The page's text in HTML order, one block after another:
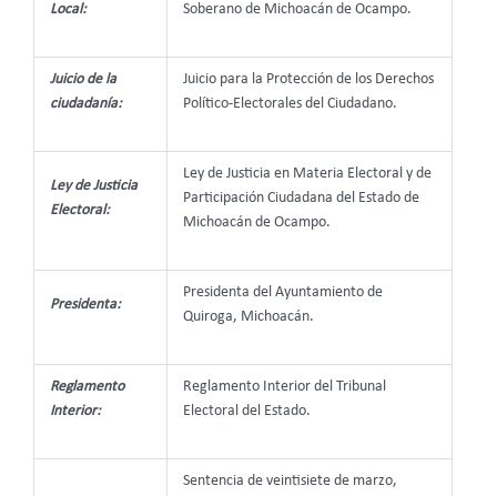
Local:
Soberano de Michoacán de Ocampo.
Juicio de la
ciudadanía:
Juicio para la Protección de los Derechos
Político-Electorales del Ciudadano.
Ley de Justicia
Electoral:
Ley de Justicia en Materia Electoral y de
Participación Ciudadana del Estado de
Michoacán de Ocampo.
Presidenta:
Presidenta del Ayuntamiento de
Quiroga, Michoacán.
Reglamento
Interior:
Reglamento Interior del Tribunal
Electoral del Estado.
Sentencia de veintisiete de marzo,